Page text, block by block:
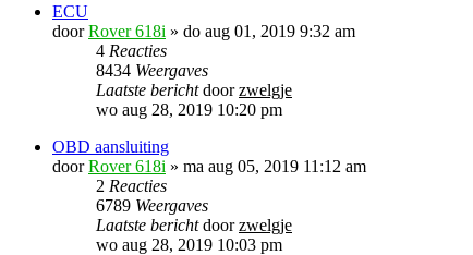
ECU
doorRover 618i » do aug 01, 2019 9:32 am
4 Reacties
8434 Weergaves
Laatste berichtdoorzwelgje
wo aug 28, 2019 10:20 pm
OBD aansluiting
doorRover 618i » ma aug 05, 2019 11:12 am
2 Reacties
6789 Weergaves
Laatste berichtdoorzwelgje
wo aug 28, 2019 10:03 pm